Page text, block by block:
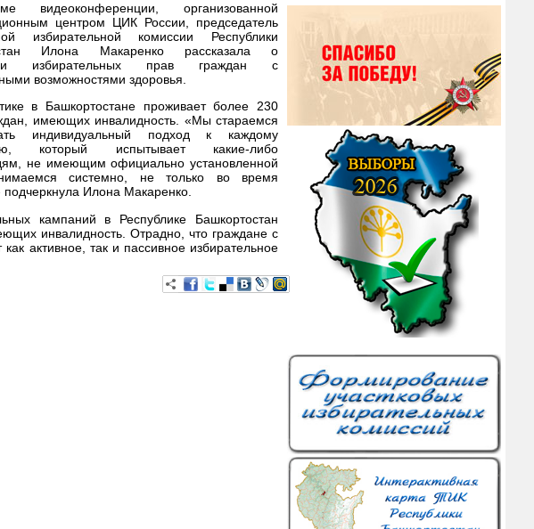
видеоконференции, организованной
центром ЦИК России, председатель
избирательной комиссии Республики
Илона Макаренко рассказала о
избирательных прав граждан с
возможностями здоровья.
в Башкортостане проживает более 230
имеющих инвалидность. «Мы стараемся
индивидуальный подход к каждому
который испытывает какие-либо
не имеющим официально установленной
системно, не только во время
Илона Макаренко.
кампаний в Республике Башкортостан
инвалидность. Отрадно, что граждане с
активное, так и пассивное избирательное